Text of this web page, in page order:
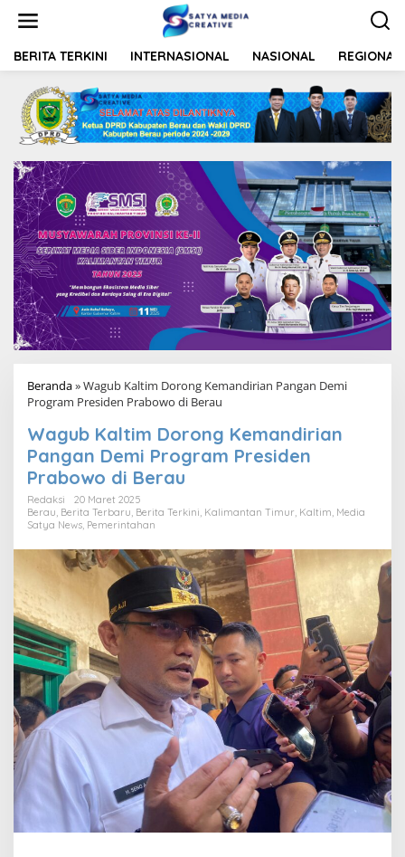
t
BERITA TERKINI INTERNASIONAL NASIONAL REGIONAL
Beranda»Wagub Kaltim Dorong Kemandirian Pangan Demi
Program Presiden Prabowo di Berau
Wagub Kaltim Dorong Kemandirian
Pangan Demi Program Presiden
Prabowo di Berau
Redaksi
20 Maret 2025
Berau Berita Terbaru Berita Terkini Kalimantan Timur Kaltim Media
Satya News Pemerintahan